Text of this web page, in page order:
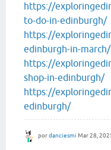
https://
to-do-in-edinburgh/
https://
edinburgh-in-march/
https://
shop-in-edinburgh/
https://
edinburgh/
pordanciesmi Mar 28,